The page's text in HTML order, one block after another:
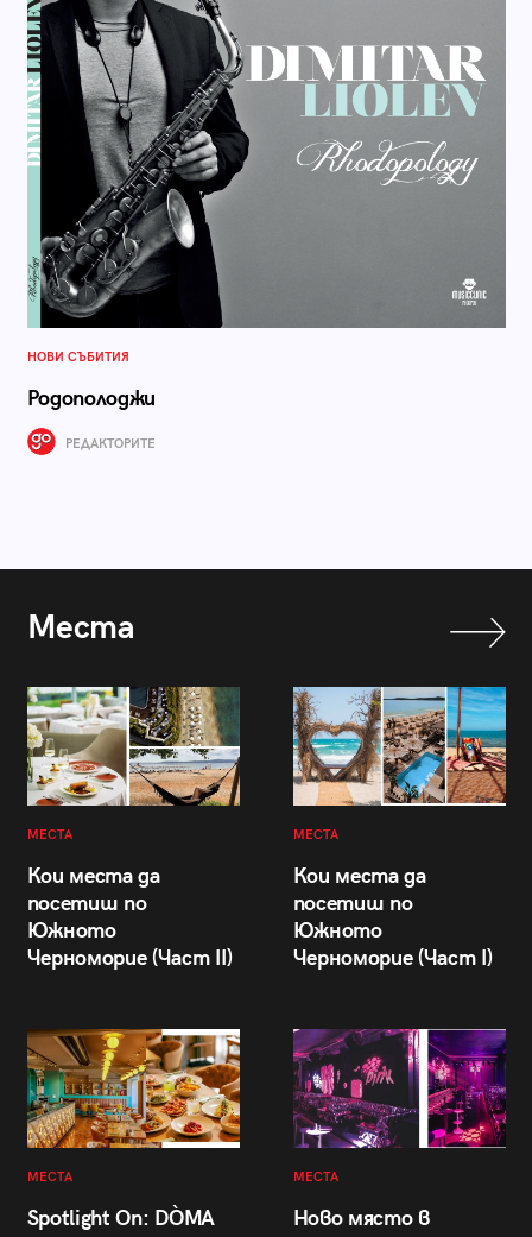
НОВИ СЪБИТИЯ
Родополоджи
РЕДАКТОРИТЕ
Места
МЕСТА
Кои места да
посетиш по
Южното
Черноморие (Част II)
МЕСТА
Кои места да
посетиш по
Южното
Черноморие (Част I)
МЕСТА
Spotlight On: DÒMA
МЕСТА
Ново място в